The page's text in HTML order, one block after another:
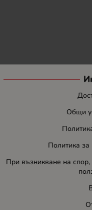
Общи
Политика за
При възникване на